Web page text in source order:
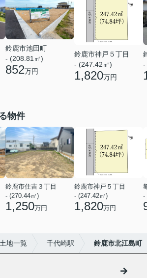
鈴鹿市池田町
- (208.81㎡)
852万円
鈴鹿市神戸５丁目
- (247.42㎡)
1,820万円
-
物件
鈴鹿市住吉３丁目
- (270.44㎡)
1,250万円
鈴鹿市神戸５丁目
- (247.42㎡)
1,820万円
-
地一覧 千代崎駅 鈴鹿市北江島町